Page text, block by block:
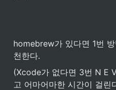
homebrew가 있다면 1번
천한다.
(Xcode가 없다면 3번 N E
고 어마어마한 시간이 걸린